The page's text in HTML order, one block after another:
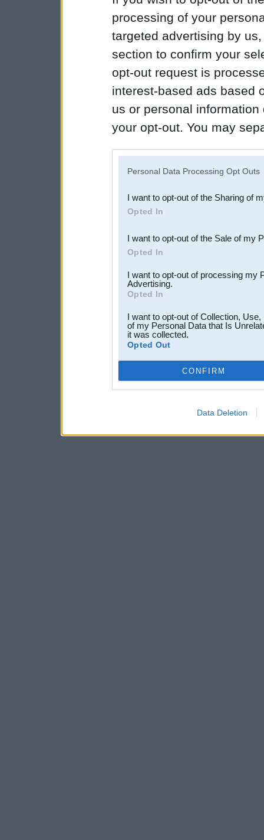
processing of your
targeted advertising by
section to confirm your
opt-out request is
interest-based ads based
us or personal
your opt-out. You may
Downstream Participants
third parties.
Personal Data Processing Opt Outs
I want to opt-out of the Sharing of
Opted In
I want to opt-out of the Sale of my
Opted In
I want to opt-out of processing my
Advertising.
Opted In
I want to opt-out of Collection,
of my Personal Data that Is
it was collected.
Opted Out
CONFIRM
Data Deletion